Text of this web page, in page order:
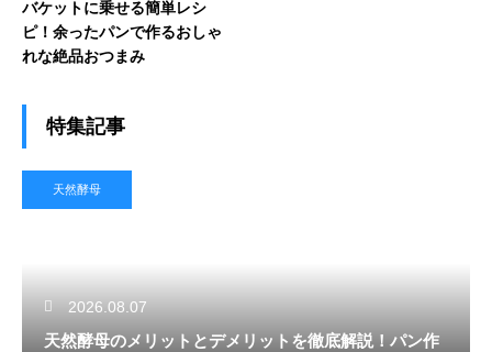
バケットに乗せる簡単レシ
ピ！余ったパンで作るおしゃ
れな絶品おつまみ
特集記事
天然酵母
2026.08.07
天然酵母のメリットとデメリットを徹底解説！パン作